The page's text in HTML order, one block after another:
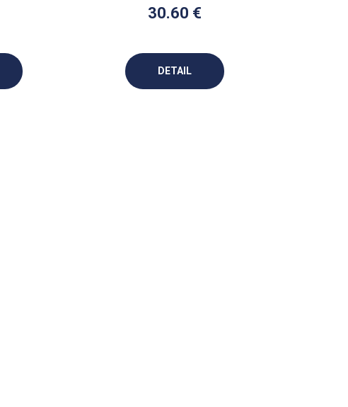
30.60 €
DETAIL